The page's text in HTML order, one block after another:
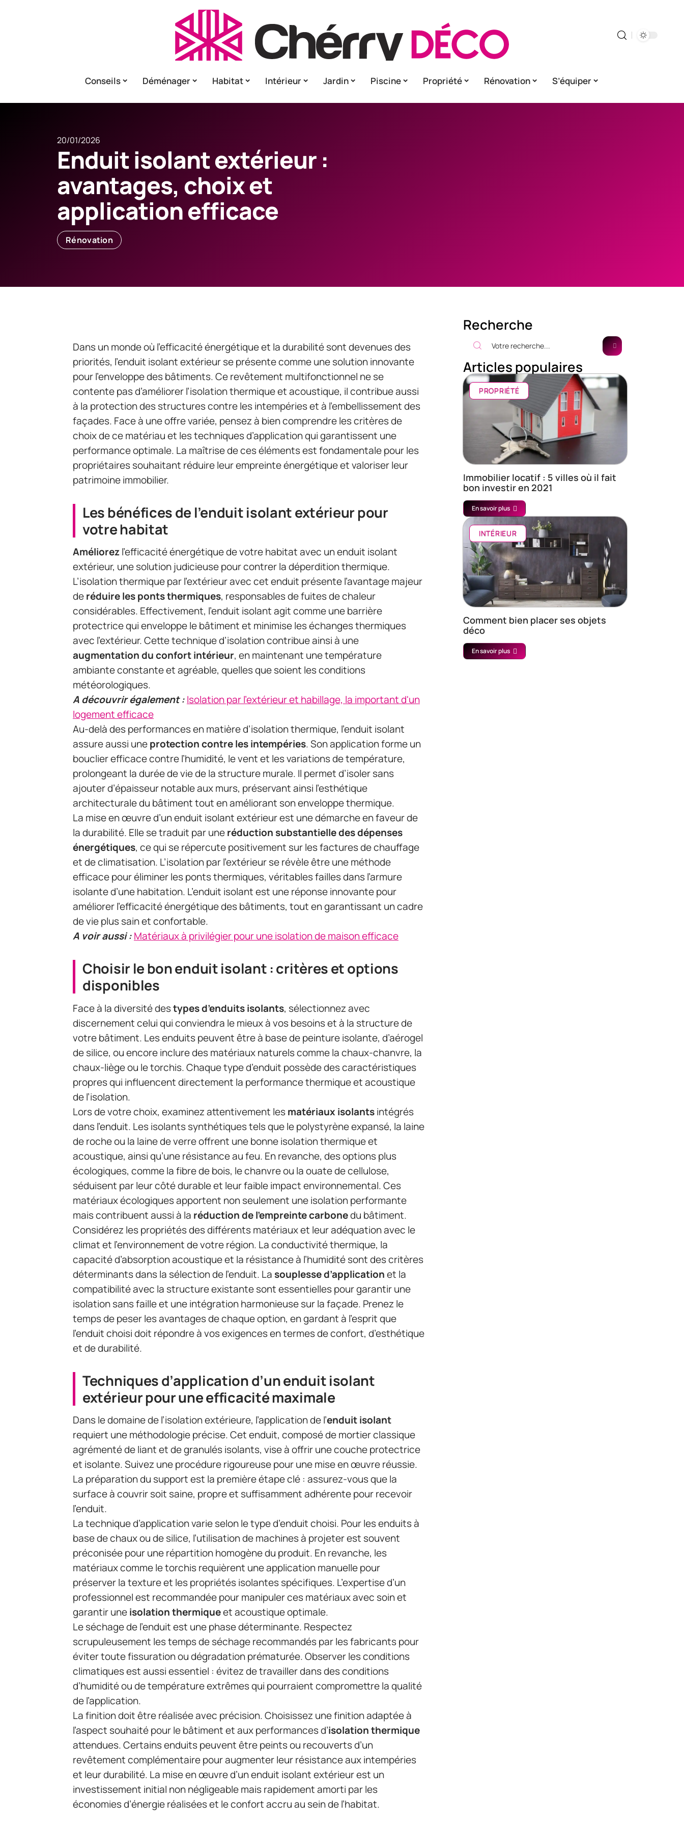
Conseils Déménager Habitat Intérieur Jardin Piscine Propriété Rénovation S’équiper
20/01/2026
Enduit isolant extérieur :
avantages, choix et
application efficace
Rénovation
Dans un monde où l’efficacité énergétique et la durabilité sont devenues des
priorités, l’enduit isolant extérieur se présente comme une solution innovante
pour l’enveloppe des bâtiments. Ce revêtement multifonctionnel ne se
contente pas d’améliorer l’isolation thermique et acoustique, il contribue aussi
à la protection des structures contre les intempéries et à l’embellissement des
façades. Face à une offre variée, pensez à bien comprendre les critères de
choix de ce matériau et les techniques d’application qui garantissent une
performance optimale. La maîtrise de ces éléments est fondamentale pour les
propriétaires souhaitant réduire leur empreinte énergétique et valoriser leur
patrimoine immobilier.
Les bénéfices de l’enduit isolant extérieur pour
votre habitat
Améliorezl’efficacité énergétique de votre habitat avec un enduit isolant
extérieur, une solution judicieuse pour contrer la déperdition thermique.
L’isolation thermique par l’extérieur avec cet enduit présente l’avantage majeur
deréduire les ponts thermiques, responsables de fuites de chaleur
considérables. Effectivement, l’enduit isolant agit comme une barrière
protectrice qui enveloppe le bâtiment et minimise les échanges thermiques
avec l’extérieur. Cette technique d’isolation contribue ainsi à une
augmentation du confort intérieur, en maintenant une température
ambiante constante et agréable, quelles que soient les conditions
météorologiques.
A découvrir également :Isolation par l'extérieur et habillage, la important d'un
logement efficace
Au-delà des performances en matière d’isolation thermique, l’enduit isolant
assure aussi uneprotection contre les intempéries. Son application forme un
bouclier efficace contre l’humidité, le vent et les variations de température,
prolongeant la durée de vie de la structure murale. Il permet d’isoler sans
ajouter d’épaisseur notable aux murs, préservant ainsi l’esthétique
architecturale du bâtiment tout en améliorant son enveloppe thermique.
La mise en œuvre d’un enduit isolant extérieur est une démarche en faveur de
la durabilité. Elle se traduit par uneréduction substantielle des dépenses
énergétiques, ce qui se répercute positivement sur les factures de chauffage
et de climatisation. L’isolation par l’extérieur se révèle être une méthode
efficace pour éliminer les ponts thermiques, véritables failles dans l’armure
isolante d’une habitation. L’enduit isolant est une réponse innovante pour
améliorer l’efficacité énergétique des bâtiments, tout en garantissant un cadre
de vie plus sain et confortable.
A voir aussi :Matériaux à privilégier pour une isolation de maison efficace
Choisir le bon enduit isolant : critères et options
disponibles
Face à la diversité destypes d’enduits isolants, sélectionnez avec
discernement celui qui conviendra le mieux à vos besoins et à la structure de
votre bâtiment. Les enduits peuvent être à base de peinture isolante, d’aérogel
de silice, ou encore inclure des matériaux naturels comme la chaux-chanvre, la
chaux-liège ou le torchis. Chaque type d’enduit possède des caractéristiques
propres qui influencent directement la performance thermique et acoustique
de l’isolation.
Lors de votre choix, examinez attentivement lesmatériaux isolantsintégrés
dans l’enduit. Les isolants synthétiques tels que le polystyrène expansé, la laine
de roche ou la laine de verre offrent une bonne isolation thermique et
acoustique, ainsi qu’une résistance au feu. En revanche, des options plus
écologiques, comme la fibre de bois, le chanvre ou la ouate de cellulose,
séduisent par leur côté durable et leur faible impact environnemental. Ces
matériaux écologiques apportent non seulement une isolation performante
mais contribuent aussi à la réduction de l’empreinte carbonedu bâtiment.
Considérez les propriétés des différents matériaux et leur adéquation avec le
climat et l’environnement de votre région. La conductivité thermique, la
capacité d’absorption acoustique et la résistance à l’humidité sont des critères
déterminants dans la sélection de l’enduit. La souplesse d’applicationet la
compatibilité avec la structure existante sont essentielles pour garantir une
isolation sans faille et une intégration harmonieuse sur la façade. Prenez le
temps de peser les avantages de chaque option, en gardant à l’esprit que
l’enduit choisi doit répondre à vos exigences en termes de confort, d’esthétique
et de durabilité.
Techniques d’application d’un enduit isolant
extérieur pour une efficacité maximale
Dans le domaine de l’isolation extérieure, l’application de l’enduit isolant
requiert une méthodologie précise. Cet enduit, composé de mortier classique
agrémenté de liant et de granulés isolants, vise à offrir une couche protectrice
et isolante. Suivez une procédure rigoureuse pour une mise en œuvre réussie.
La préparation du support est la première étape clé : assurez-vous que la
surface à couvrir soit saine, propre et suffisamment adhérente pour recevoir
l’enduit.
La technique d’application varie selon le type d’enduit choisi. Pour les enduits à
base de chaux ou de silice, l’utilisation de machines à projeter est souvent
préconisée pour une répartition homogène du produit. En revanche, les
matériaux comme le torchis requièrent une application manuelle pour
préserver la texture et les propriétés isolantes spécifiques. L’expertise d’un
professionnel est recommandée pour manipuler ces matériaux avec soin et
garantir uneisolation thermiqueet acoustique optimale.
Le séchage de l’enduit est une phase déterminante. Respectez
scrupuleusement les temps de séchage recommandés par les fabricants pour
éviter toute fissuration ou dégradation prématurée. Observer les conditions
climatiques est aussi essentiel : évitez de travailler dans des conditions
d’humidité ou de température extrêmes qui pourraient compromettre la qualité
de l’application.
La finition doit être réalisée avec précision. Choisissez une finition adaptée à
l’aspect souhaité pour le bâtiment et aux performances d’isolation thermique
attendues. Certains enduits peuvent être peints ou recouverts d’un
revêtement complémentaire pour augmenter leur résistance aux intempéries
et leur durabilité. La mise en œuvre d’un enduit isolant extérieur est un
investissement initial non négligeable mais rapidement amorti par les
économies d’énergie réalisées et le confort accru au sein de l’habitat.
Recherche
Articles populaires
PROPRIÉTÉ
Immobilier locatif : 5 villes où il fait
bon investir en 2021
En savoir plus
INTÉRIEUR
Comment bien placer ses objets
déco
En savoir plus